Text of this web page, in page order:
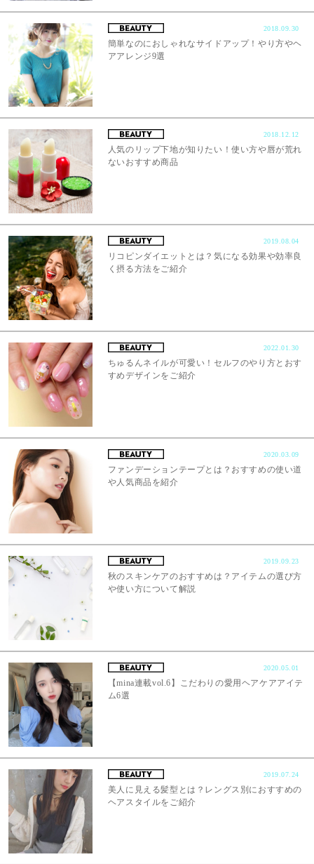
2018.09.30
簡単なのにおしゃれなサイドアップ！やり方やヘ
アアレンジ9選
2018.12.12
人気のリップ下地が知りたい！使い方や唇が荒れ
ないおすすめ商品
2019.08.04
リコピンダイエットとは？気になる効果や効率良
く摂る方法をご紹介
2022.01.30
ちゅるんネイルが可愛い！セルフのやり方とおす
すめデザインをご紹介
2020.03.09
ファンデーションテープとは？おすすめの使い道
や人気商品を紹介
2019.09.23
秋のスキンケアのおすすめは？アイテムの選び方
や使い方について解説
2020.05.01
【mina連載vol.6】こだわりの愛用ヘアケアアイテ
ム6選
2019.07.24
美人に見える髪型とは？レングス別におすすめの
ヘアスタイルをご紹介